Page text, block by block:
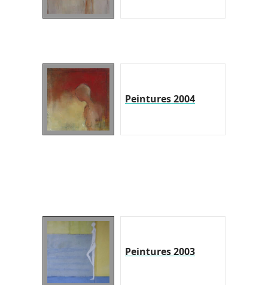
Peintures 2004
Peintures 2003